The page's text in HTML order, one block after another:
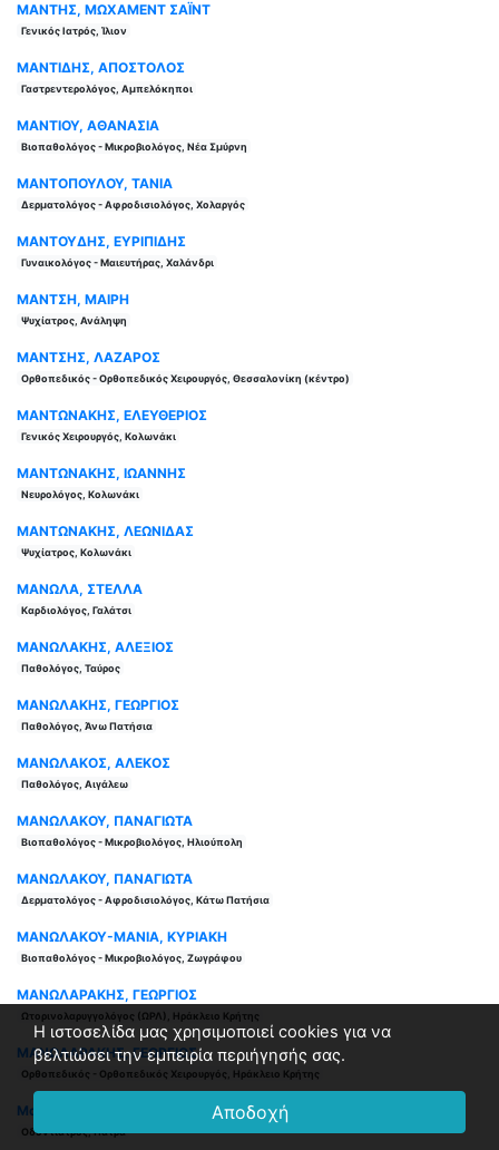
ΜΑΝΤΗΣ, ΜΩΧΑΜΕΝΤ ΣΑΪΝΤ
Γενικός Ιατρός, Ίλιον
ΜΑΝΤΙΔΗΣ, ΑΠΟΣΤΟΛΟΣ
Γαστρεντερολόγος, Αμπελόκηποι
ΜΑΝΤΙΟΥ, ΑΘΑΝΑΣΙΑ
Βιοπαθολόγος - Μικροβιολόγος, Νέα Σμύρνη
ΜΑΝΤΟΠΟΥΛΟΥ, TANIA
Δερματολόγος - Αφροδισιολόγος, Χολαργός
ΜΑΝΤΟΥΔΗΣ, ΕΥΡΙΠΙΔΗΣ
Γυναικολόγος - Μαιευτήρας, Χαλάνδρι
ΜΑΝΤΣΗ, ΜΑΙΡΗ
Ψυχίατρος, Ανάληψη
ΜΑΝΤΣΗΣ, ΛΑΖΑΡΟΣ
Ορθοπεδικός - Ορθοπεδικός Χειρουργός, Θεσσαλονίκη (κέντρο)
ΜΑΝΤΩΝΑΚΗΣ, ΕΛΕΥΘΕΡΙΟΣ
Γενικός Χειρουργός, Κολωνάκι
ΜΑΝΤΩΝΑΚΗΣ, ΙΩΑΝΝΗΣ
Νευρολόγος, Κολωνάκι
ΜΑΝΤΩΝΑΚΗΣ, ΛΕΩΝΙΔΑΣ
Ψυχίατρος, Κολωνάκι
ΜΑΝΩΛΑ, ΣΤΕΛΛΑ
Καρδιολόγος, Γαλάτσι
ΜΑΝΩΛΑΚΗΣ, ΑΛΕΞΙΟΣ
Παθολόγος, Ταύρος
ΜΑΝΩΛΑΚΗΣ, ΓΕΩΡΓΙΟΣ
Παθολόγος, Άνω Πατήσια
ΜΑΝΩΛΑΚΟΣ, ΑΛΕΚΟΣ
Παθολόγος, Αιγάλεω
ΜΑΝΩΛΑΚΟΥ, ΠΑΝΑΓΙΩΤΑ
Βιοπαθολόγος - Μικροβιολόγος, Ηλιούπολη
ΜΑΝΩΛΑΚΟΥ, ΠΑΝΑΓΙΩΤΑ
Δερματολόγος - Αφροδισιολόγος, Κάτω Πατήσια
ΜΑΝΩΛΑΚΟΥ-ΜΑΝΙΑ, ΚΥΡΙΑΚΗ
Βιοπαθολόγος - Μικροβιολόγος, Ζωγράφου
ΜΑΝΩΛΑΡΑΚΗΣ, ΓΕΩΡΓΙΟΣ
Ωτορινολαρυγγολόγος (ΩΡΛ), Ηράκλειο Κρήτης
ΜΑΝΩΛΑΡΑΚΗΣ, ΓΕΩΡΓΙΟΣ
Ορθοπεδικός - Ορθοπεδικός Χειρουργός, Ηράκλειο Κρήτης
Μανωλάτος, Νικόλαος
Οδοντίατρος, Πάτρα
Η ιστοσελίδα μας χρησιμοποιεί cookies για να
βελτιώσει την εμπειρία περιήγησής σας.
Αποδοχή